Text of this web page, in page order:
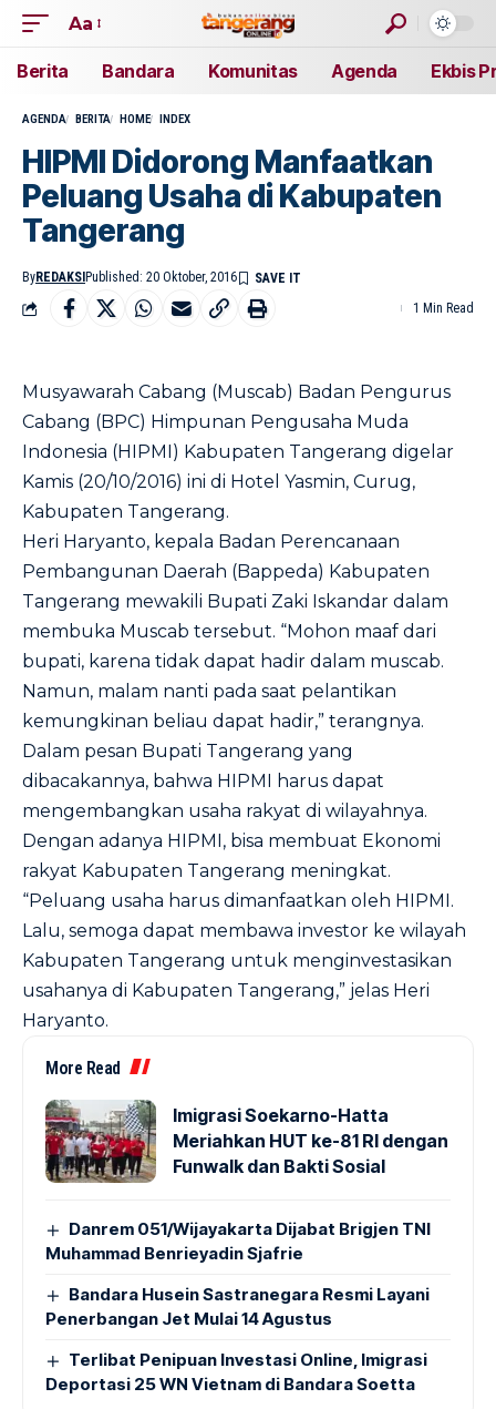
Aa
Berita Bandara Komunitas Agenda Ekbis
AGENDA BERITA HOME INDEX
HIPMI Didorong Manfaatkan
Peluang Usaha di Kabupaten
Tangerang
ByREDAKSI Published: 20 Oktober, 2016
1 Min Read
Musyawarah Cabang (Muscab) Badan Pengurus
Cabang (BPC) Himpunan Pengusaha Muda
Indonesia (HIPMI) Kabupaten Tangerang digelar
Kamis (20/10/2016) ini di Hotel Yasmin, Curug,
Kabupaten Tangerang.
Heri Haryanto, kepala Badan Perencanaan
Pembangunan Daerah (Bappeda) Kabupaten
Tangerang mewakili Bupati Zaki Iskandar dalam
membuka Muscab tersebut. “Mohon maaf dari
bupati, karena tidak dapat hadir dalam muscab.
Namun, malam nanti pada saat pelantikan
kemungkinan beliau dapat hadir,” terangnya.
Dalam pesan Bupati Tangerang yang
dibacakannya, bahwa HIPMI harus dapat
mengembangkan usaha rakyat di wilayahnya.
Dengan adanya HIPMI, bisa membuat Ekonomi
rakyat Kabupaten Tangerang meningkat.
“Peluang usaha harus dimanfaatkan oleh HIPMI.
Lalu, semoga dapat membawa investor ke wilayah
Kabupaten Tangerang untuk menginvestasikan
usahanya di Kabupaten Tangerang,” jelas Heri
Haryanto.
More Read
Imigrasi Soekarno-Hatta
Meriahkan HUT ke-81 RI dengan
Funwalk dan Bakti Sosial
Danrem 051/Wijayakarta Dijabat Brigjen TNI
Muhammad Benrieyadin Sjafrie
Bandara Husein Sastranegara Resmi Layani
Penerbangan Jet Mulai 14 Agustus
Terlibat Penipuan Investasi Online, Imigrasi
Deportasi 25 WN Vietnam di Bandara Soetta